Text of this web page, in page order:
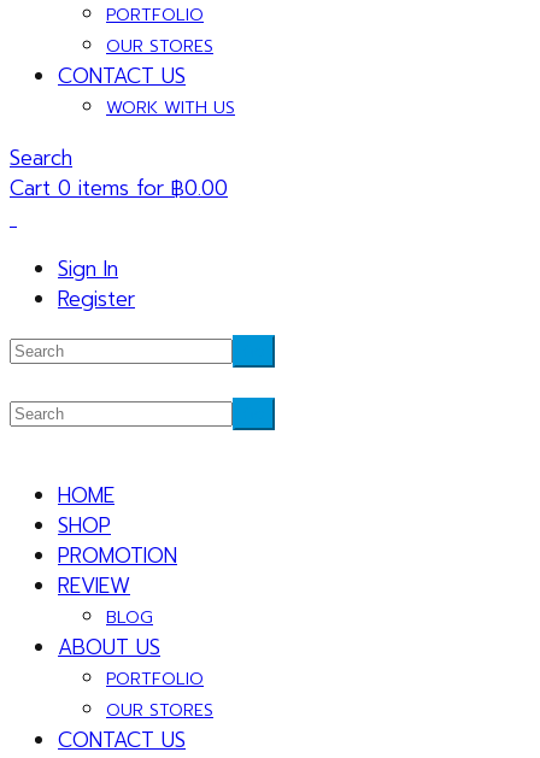
PORTFOLIO
OUR STORES
CONTACT US
WORK WITH US
Search
Cart 0 items for ฿0.00
Sign In
Register
HOME
SHOP
PROMOTION
REVIEW
BLOG
ABOUT US
PORTFOLIO
OUR STORES
CONTACT US